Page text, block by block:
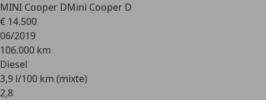
MINI Cooper DMini Cooper D
€ 14.500
06/2019
106.000 km
Diesel
3,9 l/100 km (mixte)
2,8